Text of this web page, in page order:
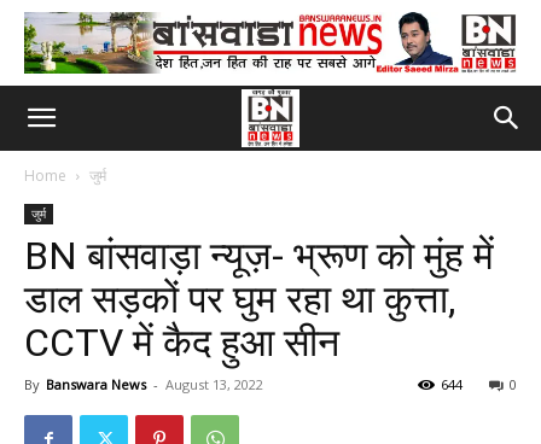
Home जुर्म
जुर्म
BN बांसवाड़ा न्यूज़- भ्रूण को मुंह में
डाल सड़कों पर घुम रहा था कुत्ता,
CCTV में कैद हुआ सीन
By Banswara News - August 13, 2022 0
644